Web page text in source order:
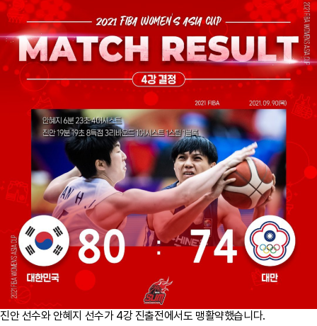
진안 선수와 안혜지 선수가 4강 진출전에서도 맹활약했습니다.